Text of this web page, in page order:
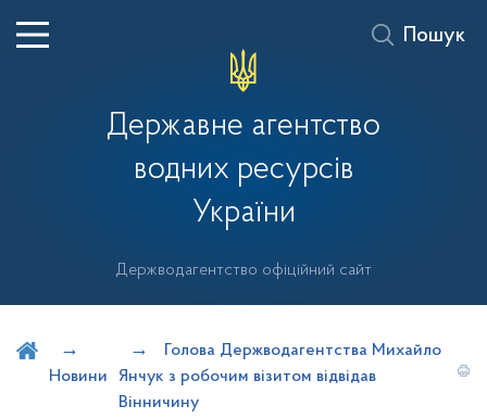
Державне агентство
водних ресурсів
України
Держводагентство офіційний сайт
Пошук
Новини
Голова Держводагентства Михайло
Янчук з робочим візитом відвідав
Вінничину